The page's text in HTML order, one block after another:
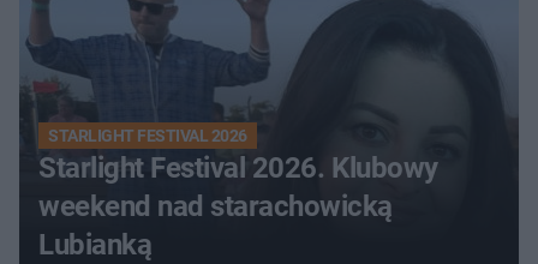
STARLIGHT FESTIVAL 2026
Starlight Festival 2026. Klubowy
weekend nad starachowicką
Lubianką